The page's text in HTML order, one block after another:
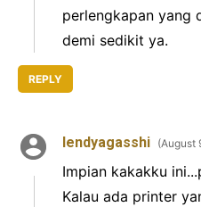
perlengkapan yang
demi sedikit ya.
REPLY
lendyagasshi August
Impian kakakku
Kalau ada printer